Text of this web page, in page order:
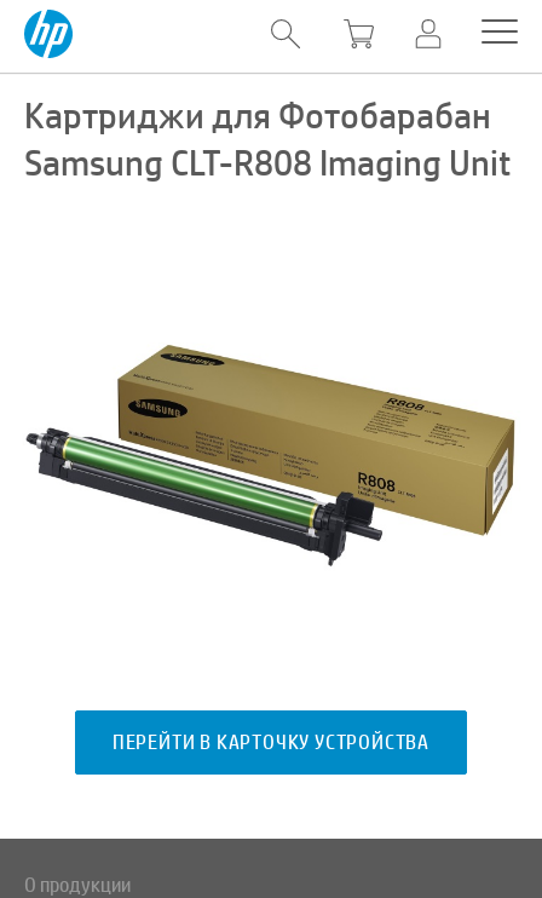
Картриджи для Фотобарабан
Samsung CLT-R808 Imaging Unit
ПЕРЕЙТИ В КАРТОЧКУ УСТРОЙСТВА
О продукции